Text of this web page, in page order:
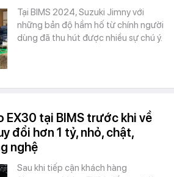
Tại BIMS 2024, Suzuki Jimny với
những bản độ hầm hố từ chính người
dùng đã thu hút được nhiều sự chú ý.
EX30 tại BIMS trước khi về
đổi hơn 1 tỷ, nhỏ, chật,
nghệ
Sau khi tiếp cận khách hàng